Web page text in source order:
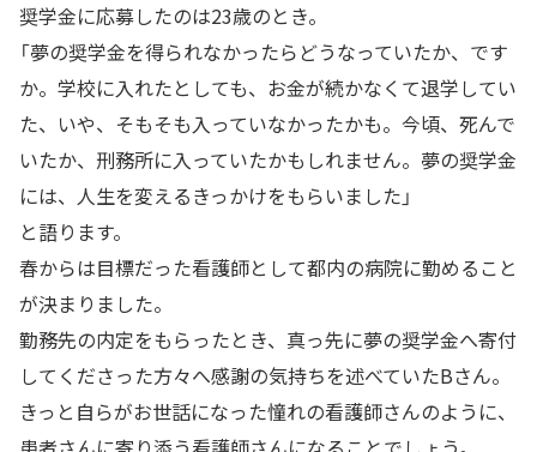
奨学金に応募したのは23歳のとき。
「夢の奨学金を得られなかったらどうなっていたか、です
か。学校に入れたとしても、お金が続かなくて退学してい
た、いや、そもそも入っていなかったかも。今頃、死んで
いたか、刑務所に入っていたかもしれません。夢の奨学金
には、人生を変えるきっかけをもらいました」
と語ります。
春からは目標だった看護師として都内の病院に勤めること
が決まりました。
勤務先の内定をもらったとき、真っ先に夢の奨学金へ寄付
してくださった方々へ感謝の気持ちを述べていたBさん。
きっと自らがお世話になった憧れの看護師さんのように、